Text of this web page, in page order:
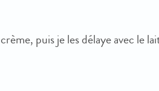
puis je les délaye avec le